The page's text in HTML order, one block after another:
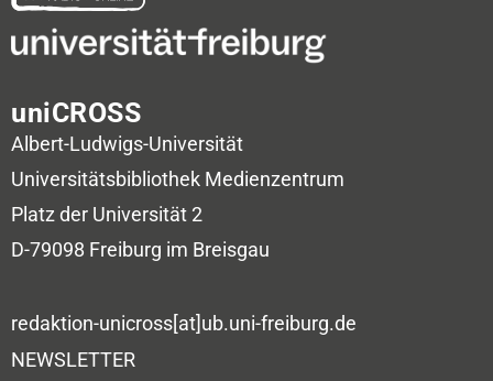
uniCROSS
Albert-Ludwigs-Universität
Universitätsbibliothek Medienzentrum
Platz der Universität 2
D-79098 Freiburg im Breisgau
redaktion-unicross[at]ub.uni-freiburg.de
NEWSLETTER